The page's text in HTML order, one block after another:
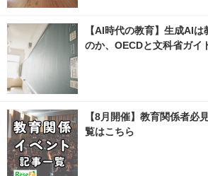
【AI時代の教育】生成AI
のか、OECDと文科省ガイ
【8月開催】教育関係者必
覧はこちら